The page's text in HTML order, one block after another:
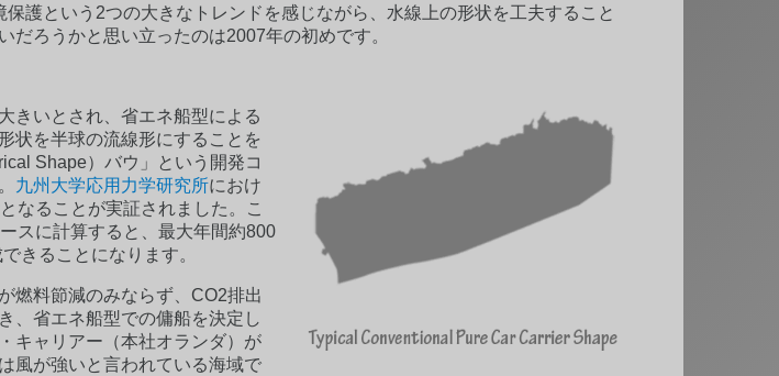
護という2つの大きなトレンドを感じながら、水線上の形状を工夫すること
ろうかと思い立ったのは2007年の初めです。
きいとされ、省エネ船型による
状を半球の流線形にすることを
Shape）バウ」という開発コ
九州大学応用力学研究所におけ
なることが実証されました。こ
スに計算すると、最大年間約800
きることになります。
燃料節減のみならず、CO2排出
、省エネ船型での傭船を決定し
キャリアー（本社オランダ）が
風が強いと言われている海域で